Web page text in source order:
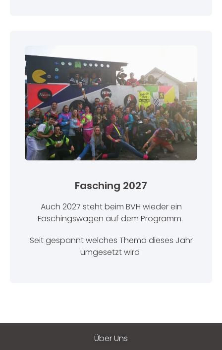
Fasching 2027
Auch 2027 steht beim BVH wieder ein
Faschingswagen auf dem Programm.
Seit gespannt welches Thema dieses Jahr
umgesetzt wird
Über Uns